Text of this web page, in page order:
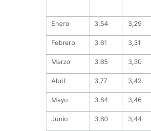
Enero 3,54 3,29
Febrero 3,61 3,31
Marzo 3,65 3,30
Abril 3,77 3,42
Mayo 3,84 3,46
Junio 3,80 3,44